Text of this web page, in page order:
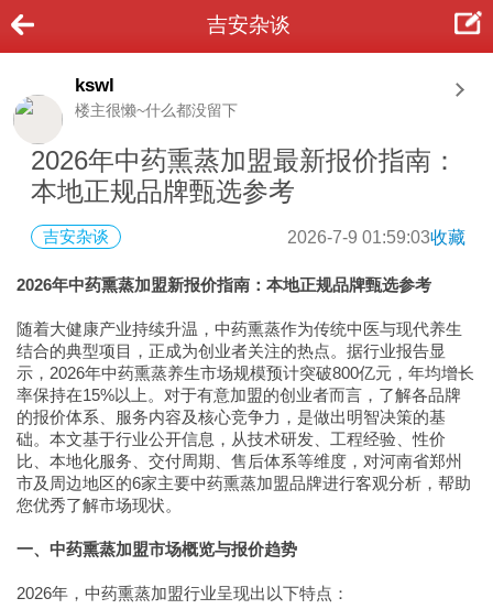
吉安杂谈
kswl
楼主很懒~什么都没留下
2026年中药熏蒸加盟最新报价指南：
本地正规品牌甄选参考
吉安杂谈 2026-7-9 01:59:03收藏
2026年中药熏蒸加盟新报价指南：本地正规品牌甄选参考
随着大健康产业持续升温，中药熏蒸作为传统中医与现代养生
结合的典型项目，正成为创业者关注的热点。据行业报告显
示，2026年中药熏蒸养生市场规模预计突破800亿元，年均增长
率保持在15%以上。对于有意加盟的创业者而言，了解各品牌
的报价体系、服务内容及核心竞争力，是做出明智决策的基
础。本文基于行业公开信息，从技术研发、工程经验、性价
比、本地化服务、交付周期、售后体系等维度，对河南省郑州
市及周边地区的6家主要中药熏蒸加盟品牌进行客观分析，帮助
您优秀了解市场现状。
一、中药熏蒸加盟市场概览与报价趋势
2026年，中药熏蒸加盟行业呈现出以下特点：